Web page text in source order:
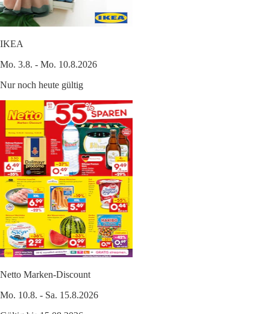
IKEA
Mo. 3.8. - Mo. 10.8.2026
Nur noch heute gültig
Netto Marken-Discount
Mo. 10.8. - Sa. 15.8.2026